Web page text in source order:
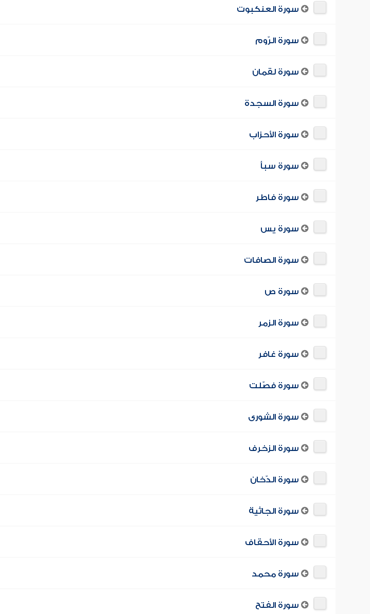
سورة العنكبوت
سورة الرّوم
سورة لقمان
سورة السجدة
سورة الأحزاب
سورة سبأ
سورة فاطر
سورة يس
سورة الصافات
سورة ص
سورة الزمر
سورة غافر
سورة فصّلت
سورة الشورى
سورة الزخرف
سورة الدّخان
سورة الجاثية
سورة الأحقاف
سورة محمد
سورة الفتح